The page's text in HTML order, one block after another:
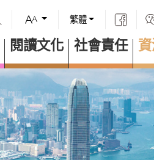
繁體
閱讀文化 社會責任